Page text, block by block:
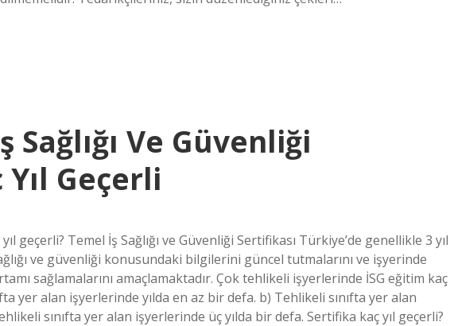
Ve Güvenliği
Geçerli
geçerli? Temel İş Sağlığı ve Güvenliği Sertifikası Türkiye’de genellikle 3 yıl
ve güvenliği konusundaki bilgilerini güncel tutmalarını ve işyerinde
sağlamalarını amaçlamaktadır. Çok tehlikeli işyerlerinde İSG eğitim kaç
yer alan işyerlerinde yılda en az bir defa. b) Tehlikeli sınıfta yer alan
sınıfta yer alan işyerlerinde üç yılda bir defa. Sertifika kaç yıl geçerli?